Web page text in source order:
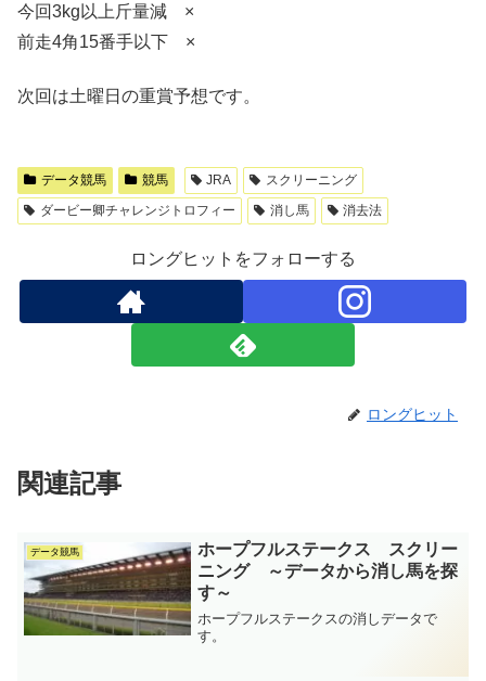
今回3kg以上斤量減 ×
前走4角15番手以下 ×
次回は土曜日の重賞予想です。
データ競馬 競馬 JRA
スクリーニング
ダービー卿チャレンジトロフィー
消し馬 消去法
ロングヒットをフォローする
ロングヒット
関連記事
データ競馬
ホープフルステークス スクリー
ニング ～データから消し馬を探
す～
ホープフルステークスの消しデータで
す。